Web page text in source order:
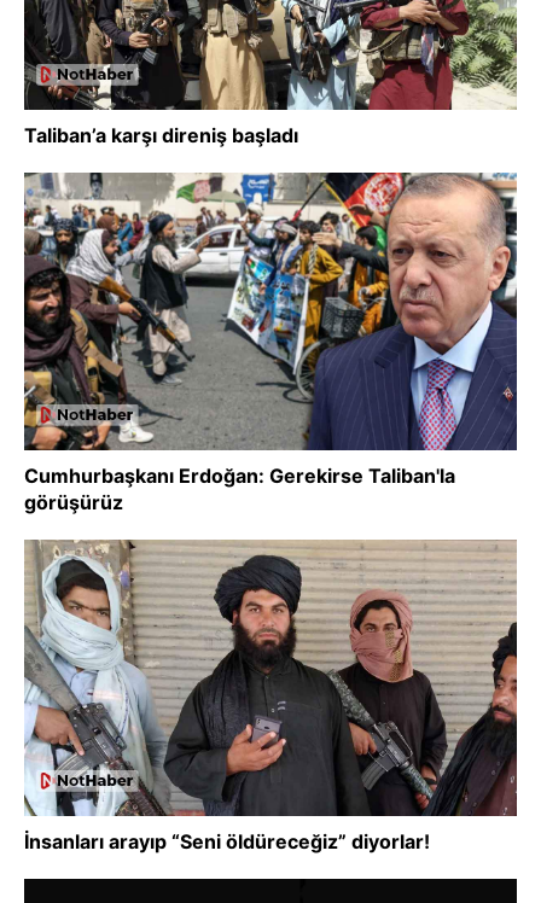
Taliban’a karşı direniş başladı
Cumhurbaşkanı Erdoğan: Gerekirse Taliban'la
görüşürüz
İnsanları arayıp “Seni öldüreceğiz” diyorlar!